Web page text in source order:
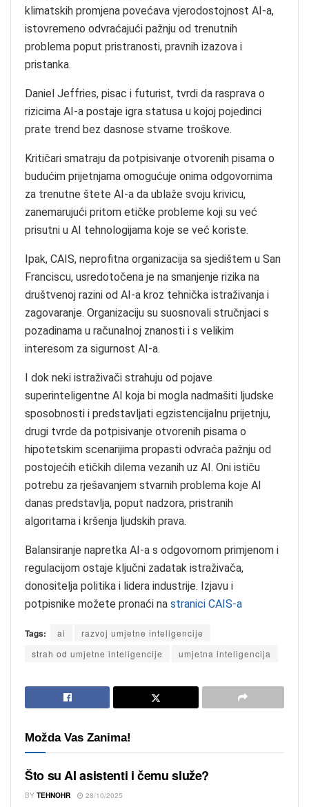
klimatskih promjena povećava vjerodostojnost AI-a,
istovremeno odvraćajući pažnju od trenutnih
problema poput pristranosti, pravnih izazova i
pristanka.
Daniel Jeffries, pisac i futurist, tvrdi da rasprava o
rizicima AI-a postaje igra statusa u kojoj pojedinci
prate trend bez dasnose stvarne troškove.
Kritičari smatraju da potpisivanje otvorenih pisama o
budućim prijetnjama omogućuje onima odgovornima
za trenutne štete AI-a da ublaže svoju krivicu,
zanemarujući pritom etičke probleme koji su već
prisutni u AI tehnologijama koje se već koriste.
Ipak, CAIS, neprofitna organizacija sa sjedištem u San
Franciscu, usredotočena je na smanjenje rizika na
društvenoj razini od AI-a kroz tehnička istraživanja i
zagovaranje. Organizaciju su suosnovali stručnjaci s
pozadinama u računalnoj znanosti i s velikim
interesom za sigurnost AI-a.
I dok neki istraživači strahuju od pojave
superinteligentne AI koja bi mogla nadmašiti ljudske
sposobnosti i predstavljati egzistencijalnu prijetnju,
drugi tvrde da potpisivanje otvorenih pisama o
hipotetskim scenarijima propasti odvraća pažnju od
postojećih etičkih dilema vezanih uz AI. Oni ističu
potrebu za rješavanjem stvarnih problema koje AI
danas predstavlja, poput nadzora, pristranih
algoritama i kršenja ljudskih prava.
Balansiranje napretka AI-a s odgovornom primjenom i
regulacijom ostaje ključni zadatak istraživača,
donositelja politika i lidera industrije. Izjavu i
potpisnike možete pronaći na stranici CAIS-a
Tags: ai
razvoj umjetne inteligencije
strah od umjetne inteligencije
umjetna inteligencija
Možda Vas Zanima!
Što su AI asistenti i čemu služe?
BY TEHNOHR 28/10/2025